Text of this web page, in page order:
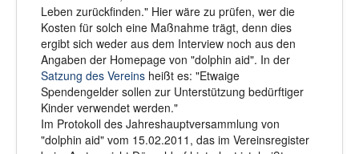
Leben zurückfinden." Hier wäre zu prüfen, wer die
Kosten für solch eine Maßnahme trägt, denn dies
ergibt sich weder aus dem Interview noch aus den
Angaben der Homepage von "dolphin aid". In der
Satzung des Vereins heißt es: "Etwaige
Spendengelder sollen zur Unterstützung bedürftiger
Kinder verwendet werden."
Im Protokoll des Jahreshauptversammlung von
"dolphin aid" vom 15.02.2011, das im Vereinsregister